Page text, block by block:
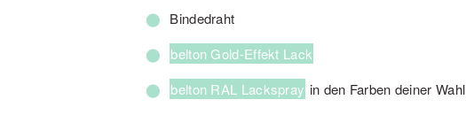
Bindedraht
belton Gold-Effekt Lack
belton RAL Lackspray in den Farben deiner Wahl